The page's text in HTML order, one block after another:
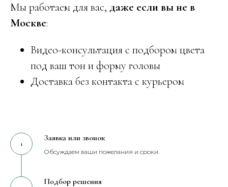
Мы работаем для вас, даже если вы не в
Москве:
Видео-консультация с подбором цвета
под ваш тон и форму головы
Доставка без контакта с курьером
Заявка или звонок
Обсуждаем ваши пожелания и сроки.
Подбор решения